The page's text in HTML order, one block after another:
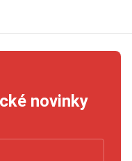
novinky